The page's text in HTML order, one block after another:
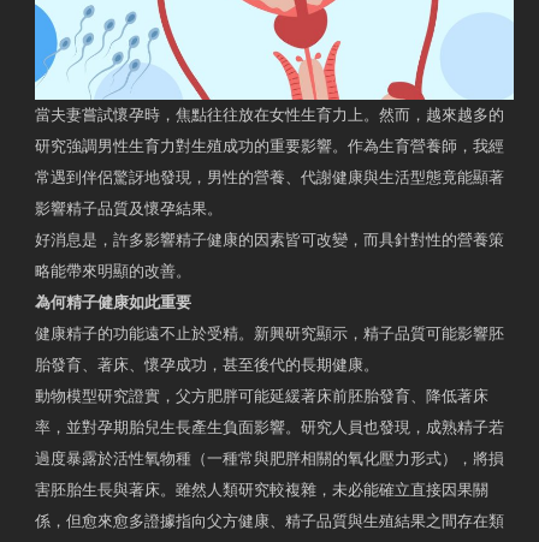
當夫妻嘗試懷孕時，焦點往往放在女性生育力上。然而，越來越多的
研究強調男性生育力對生殖成功的重要影響。作為生育營養師，我經
常遇到伴侶驚訝地發現，男性的營養、代謝健康與生活型態竟能顯著
影響精子品質及懷孕結果。
好消息是，許多影響精子健康的因素皆可改變，而具針對性的營養策
略能帶來明顯的改善。
為何精子健康如此重要
健康精子的功能遠不止於受精。新興研究顯示，精子品質可能影響胚
胎發育、著床、懷孕成功，甚至後代的長期健康。
動物模型研究證實，父方肥胖可能延緩著床前胚胎發育、降低著床
率，並對孕期胎兒生長產生負面影響。研究人員也發現，成熟精子若
過度暴露於活性氧物種（一種常與肥胖相關的氧化壓力形式），將損
害胚胎生長與著床。雖然人類研究較複雜，未必能確立直接因果關
係，但愈來愈多證據指向父方健康、精子品質與生殖結果之間存在類